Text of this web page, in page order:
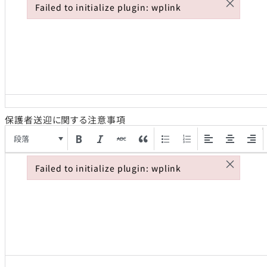
保護者送迎に関する注意事項
段落
Failed to initialize plugin: wplink
Failed to initialize plugin: wplink
Failed to initialize plugin: wplink ×
Failed to initialize plugin: wplink